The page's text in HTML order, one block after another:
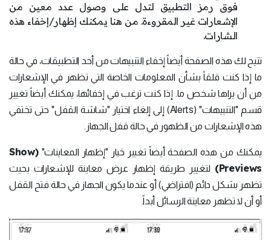
فوق رمز التطبيق لتدل على وصول عدد معين من
الإشعارات غير المقروءة. من هنا يمكنك إظهار/إخفاء هذه
الشارات.
تتيح لك هذه الصفحة أيضاً إخفاء التنبيهات من أحد التطبيقات، في حالة
ما إذا كنت قلقاً بشأن المعلومات الخاصة التي تظهر في الإشعارات
من أن يراها شخص ما. إذا كنت ترغب في إخفائها، يمكنك أيضاً تغيير
قسم "التنبيهات" (Alerts) إلى إلغاء اختيار "شاشة القفل" حتى تختفي
هذه الإشعارات من الظهور في حالة قفل الجهاز.
يمكنك من هذه الصفحة أيضاً تغيير خيار "إظهار المعاينات" (Show
Previews)
لتغيير طريقة إظهار عرض معاينة للإشعارات بحيث
تظهر بشكل دائم (افتراضي) أو عندما يكون الجهاز في حالة فتح القفل
أو أن لا تظهر معاينة الرسائل أبداً.